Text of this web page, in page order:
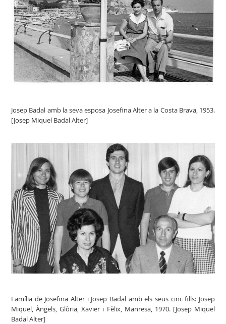
Josep Badal amb la seva esposa Josefina Alter a la Costa Brava, 1953.
[Josep Miquel Badal Alter]
Família de Josefina Alter i Josep Badal amb els seus cinc fills: Josep
Miquel, Àngels, Glòria, Xavier i Fèlix, Manresa, 1970. [Josep Miquel
Badal Alter]